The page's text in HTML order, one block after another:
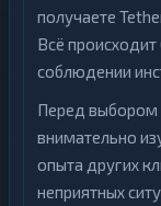
получаете
Всё
соблюдении
Перед
внимательно
опыта других
неприятных